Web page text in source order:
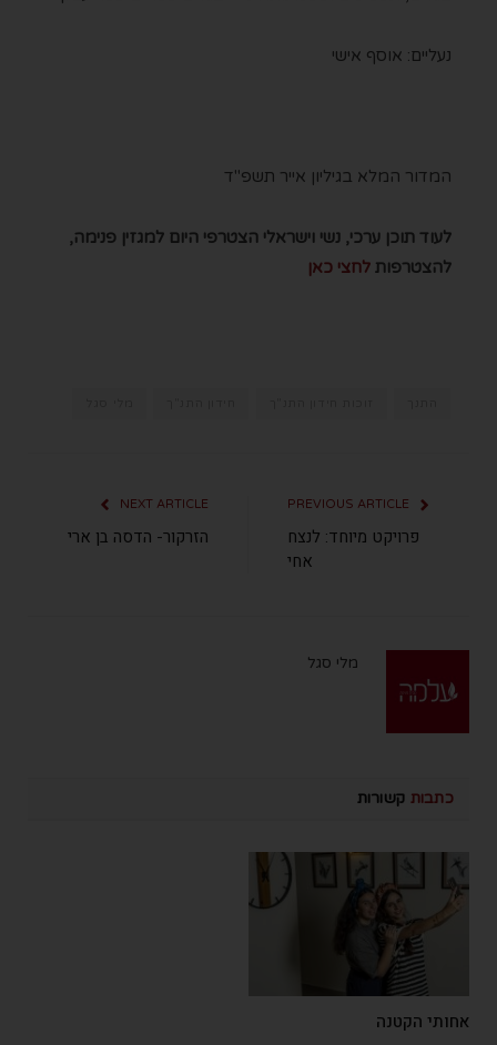
נעליים: אוסף אישי
המדור המלא בגיליון אייר תשפ"ד
לעוד תוכן ערכי, נשי וישראלי הצטרפי היום למגזין פנימה,
להצטרפות לחצי כאן
פרויקט מיוחד: לנצח
אחי
NEXT ARTICLE
הזרקור- הדסה בן ארי
מלי סגל
כתבות קשורות
אחותי הקטנה